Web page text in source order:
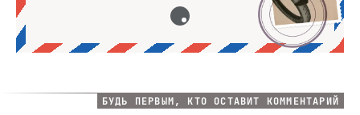
БУДЬ ПЕРВЫМ, КТО ОСТАВИТ КОММЕНТАРИЙ